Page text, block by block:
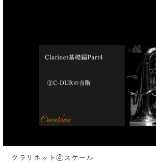
クラリネット④スケール